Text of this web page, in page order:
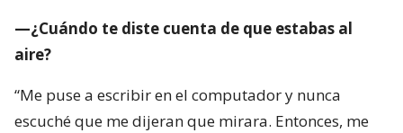
—¿Cuándo te diste cuenta de que estabas al
aire?
“Me puse a escribir en el computador y nunca
escuché que me dijeran que mirara. Entonces, me